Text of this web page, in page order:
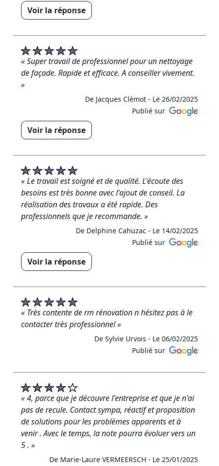
Voir la réponse
retour plus que positif ! Contrairement à vous, les
mot me manquent. Aussi je pense réellement que ce
sont mes clients qui sont exceptionnels, et que du
coup me voilà obligé de me mettre à niveaux ?. Au
plaisir d’être à nouveau à votre service.
Professionnellement, Rudy »
De RM RENOVATION - Le 27/02/2025
« Super travail de professionnel pour un nettoyage
de façade. Rapide et efficace. A conseiller vivement.
»
De Jacques Clémot - Le 26/02/2025
Publié sur
Voir la réponse
Au plaisir d’être à nouveau à votre service
Cordialement RM Rénovation »
De RM RENOVATION - Le 27/02/2025
« Le travail est soigné et de qualité. L'écoute des
besoins est très bonne avec l'ajout de conseil. La
réalisation des travaux a été rapide. Des
professionnels que je recommande. »
De Delphine Cahuzac - Le 14/02/2025
Publié sur
Voir la réponse
plaisir d’avoir travaillé pour vous Cordialement
l’équipe RM Rénovation »
De RM RENOVATION - Le 15/02/2025
« Très contente de rm rénovation n hésitez pas à le
contacter très professionnel »
De Sylvie Urvois - Le 06/02/2025
Publié sur
« 4, parce que je découvre l'entreprise et que je n'ai
pas de recule. Contact sympa, réactif et proposition
de solutions pour les problèmes apparents et à
venir . Avec le temps, la note pourra évoluer vers un
5 . »
De Marie-Laure VERMEERSCH - Le 25/01/2025